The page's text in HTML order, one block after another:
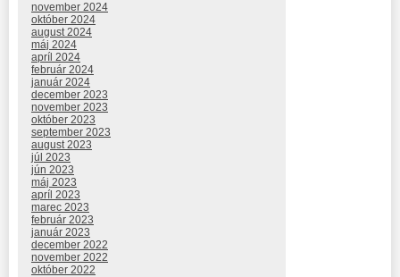
november 2024
október 2024
august 2024
máj 2024
apríl 2024
február 2024
január 2024
december 2023
november 2023
október 2023
september 2023
august 2023
júl 2023
jún 2023
máj 2023
apríl 2023
marec 2023
február 2023
január 2023
december 2022
november 2022
október 2022